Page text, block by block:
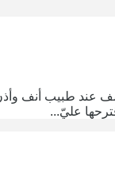
عند طبيب أنف
عليّ...